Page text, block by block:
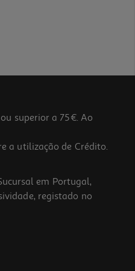
superior a 75€. Ao
a utilização de Crédito.
em Portugal,
registado no